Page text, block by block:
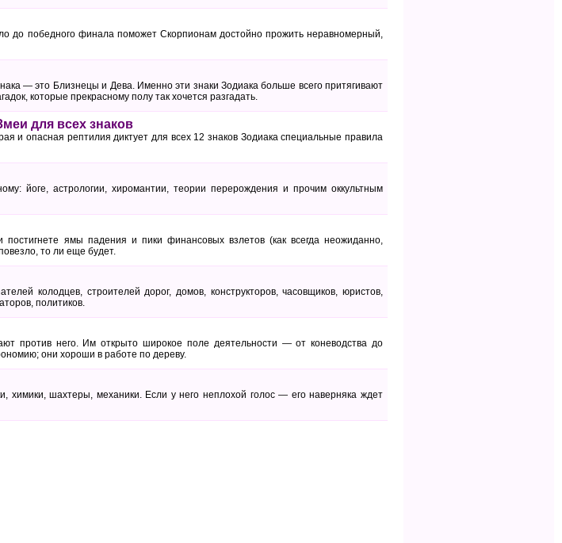
до победного финала поможет Скорпионам достойно прожить неравномерный,
— это Близнецы и Дева. Именно эти знаки Зодиака больше всего притягивают
которые прекрасному полу так хочется разгадать.
для всех знаков
и опасная рептилия диктует для всех 12 знаков Зодиака специальные правила
йоге, астрологии, хиромантии, теории перерождения и прочим оккультным
ямы падения и пики финансовых взлетов (как всегда неожиданно,
то ли еще будет.
колодцев, строителей дорог, домов, конструкторов, часовщиков, юристов,
политиков.
против него. Им открыто широкое поле деятельности — от коневодства до
они хороши в работе по дереву.
химики, шахтеры, механики. Если у него неплохой голос — его наверняка ждет